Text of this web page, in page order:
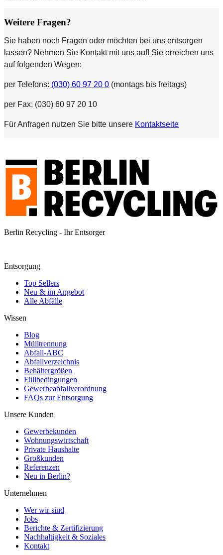
Weitere Fragen?
Sie haben noch Fragen oder möchten bei uns entsorgen
lassen? Nehmen Sie Kontakt mit uns auf! Sie erreichen uns
auf folgenden Wegen:
per Telefons: (030) 60 97 20 0 (montags bis freitags)
per Fax: (030) 60 97 20 10
Für Anfragen nutzen Sie bitte unsere Kontaktseite
Berlin Recycling - Ihr Entsorger
Entsorgung
Top Sellers
Neu & im Angebot
Alle Abfälle
Wissen
Blog
Mülltrennung
Abfall-ABC
Abfallverzeichnis
Behältergrößen
Füllbedingungen
Gewerbeabfallverordnung
FAQs zur Entsorgung
Unsere Kunden
Gewerbekunden
Wohnungswirtschaft
Private Haushalte
Großkunden
Referenzen
Neu in Berlin?
Unternehmen
Wer wir sind
Jobs
Berichte & Zertifizierung
Nachhaltigkeit & Soziales
Kontakt